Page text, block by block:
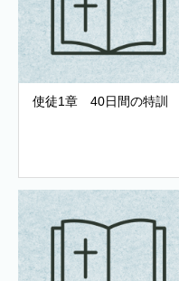
使徒1章 40日間の特訓